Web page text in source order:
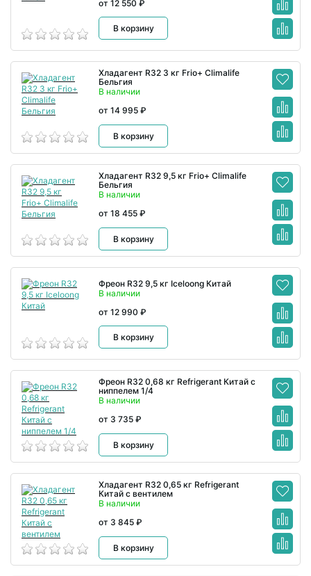
от 12 550 ₽
В корзину
Хладагент R32 3 кг Frio+ Climalife
Бельгия
В наличии
от 14 995 ₽
В корзину
Хладагент R32 9,5 кг Frio+ Climalife
Бельгия
В наличии
от 18 455 ₽
В корзину
Фреон R32 9,5 кг Iceloong Китай
В наличии
от 12 990 ₽
В корзину
Фреон R32 0,68 кг Refrigerant Китай с
ниппелем 1/4
В наличии
от 3 735 ₽
В корзину
Хладагент R32 0,65 кг Refrigerant
Китай с вентилем
В наличии
от 3 845 ₽
В корзину